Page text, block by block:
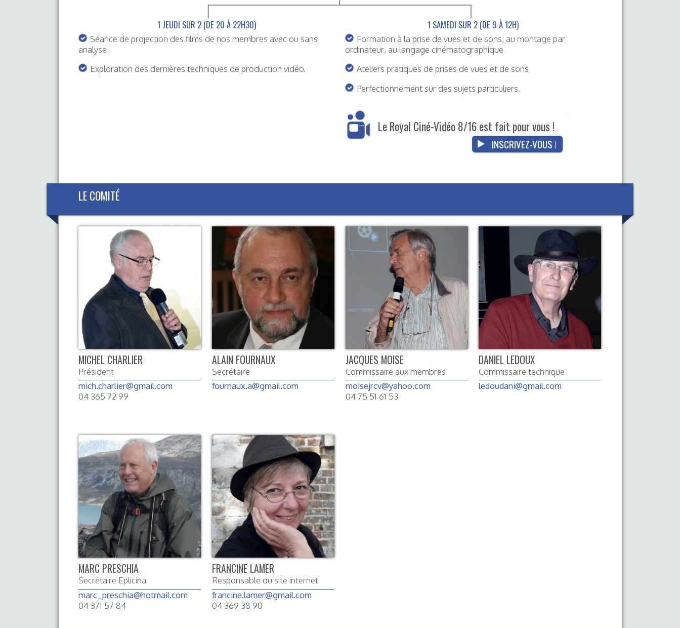
1 JEUDI SUR 2 (DE 20 À 22H30)
Séance de projection des films de nos membres avec ou sans
analyse
Exploration des dernières techniques de production vidéo.
1 SAMEDI SUR 2 (DE 9 À 12H)
Formation à la prise de vues et de sons, au montage par
ordinateur, au langage cinématographique
Ateliers pratiques de prises de vues et de sons
Perfectionnement sur des sujets particuliers.
Le Royal Ciné-Vidéo 8/16 est fait pour vous !
INSCRIVEZ-VOUS !
LE COMITÉ
MICHEL CHARLIER
Président
mich.charlier@gmail.com
04 365 72 99
ALAIN FOURNAUX
Secrétaire
fournaux.a@gmail.com
JACQUES MOISE
Commissaire aux membres
moisejrcv@yahoo.com
04 75 51 61 53
DANIEL LEDOUX
Commissaire technique
ledoudani@gmail.com
MARC PRESCHIA
Secrétaire Eplicina
marc_preschia@hotmail.com
04 371 57 84
FRANCINE LAMER
Responsable du site internet
francine.lamer@gmail.com
04 369 38 90